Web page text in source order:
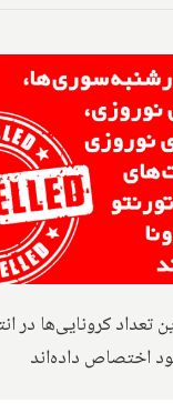
تعداد کرونایی‌ها در
اختصاص داده‌اند